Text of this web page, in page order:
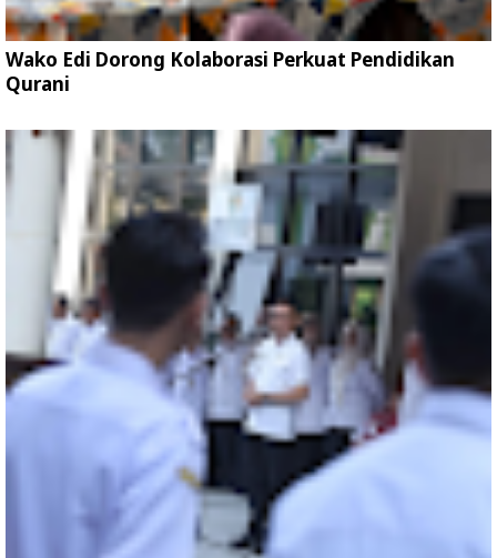
Wako Edi Dorong Kolaborasi Perkuat Pendidikan
Qurani